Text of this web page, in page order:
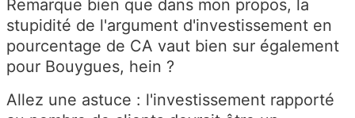
Remarque bien que dans mon propos, la
stupidité de l'argument d'investissement en
pourcentage de CA vaut bien sur également
pour Bouygues, hein ?
Allez une astuce : l'investissement rapporté